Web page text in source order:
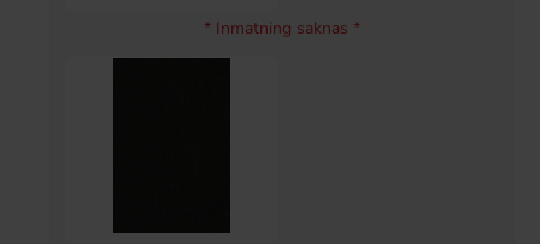
* Inmatning saknas *